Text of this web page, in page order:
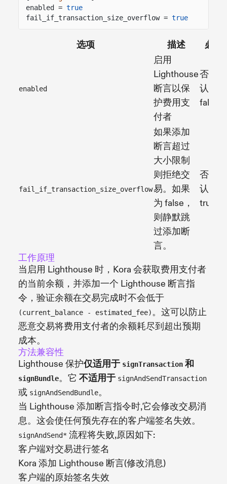
enabled = true
fail_if_transaction_size_overflow = true
选项 描述 必需
enabled
启用
Lighthouse
断言以保
护费用支
付者
否（默
认：
false
fail_if_transaction_size_overflow
如果添加
断言超过
大小限制
则拒绝交
易。如果
为 false，
则静默跳
过添加断
言。
否（默
认：
true）
工作原理
当启用 Lighthouse 时，Kora 会获取费用支付者
的当前余额，并添加一个 Lighthouse 断言指
令，验证余额在交易完成时不会低于
(current_balance - estimated_fee)。这可以防止
恶意交易将费用支付者的余额耗尽到超出预期
成本。
方法兼容性
Lighthouse 保护仅适用于 signTransaction 和
signBundle。它 不适用于 signAndSendTransaction
或 signAndSendBundle。
当 Lighthouse 添加断言指令时,它会修改交易消
息。这会使任何预先存在的客户端签名失效。
signAndSend* 流程将失败,原因如下:
客户端对交易进行签名
Kora 添加 Lighthouse 断言(修改消息)
客户端的原始签名失效